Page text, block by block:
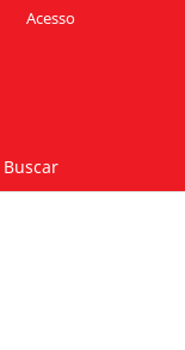
Buscar
Acesso